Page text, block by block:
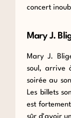
concert
Mary J.
Mary J.
soul, arrive
soirée au
Les billets
est